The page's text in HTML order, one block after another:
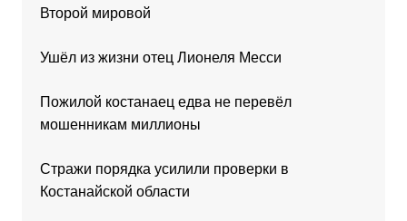
Второй мировой
Ушёл из жизни отец Лионеля Месси
Пожилой костанаец едва не перевёл
мошенникам миллионы
Стражи порядка усилили проверки в
Костанайской области